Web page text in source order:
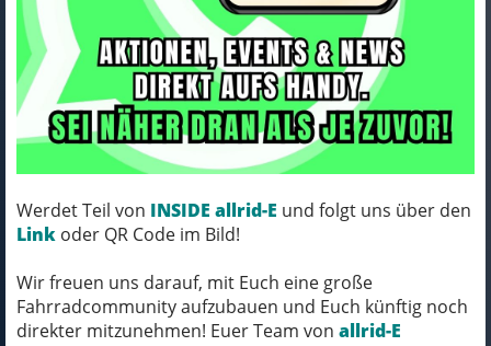
Werdet Teil von INSIDE allrid-E und folgt uns über den
Link oder QR Code im Bild!
Wir freuen uns darauf, mit Euch eine große
Fahrradcommunity aufzubauen und Euch künftig noch
direkter mitzunehmen! Euer Team von allrid-E
88,00 EUR
Rapha Trikot Rapha 24 Core
Lightweight S Navy